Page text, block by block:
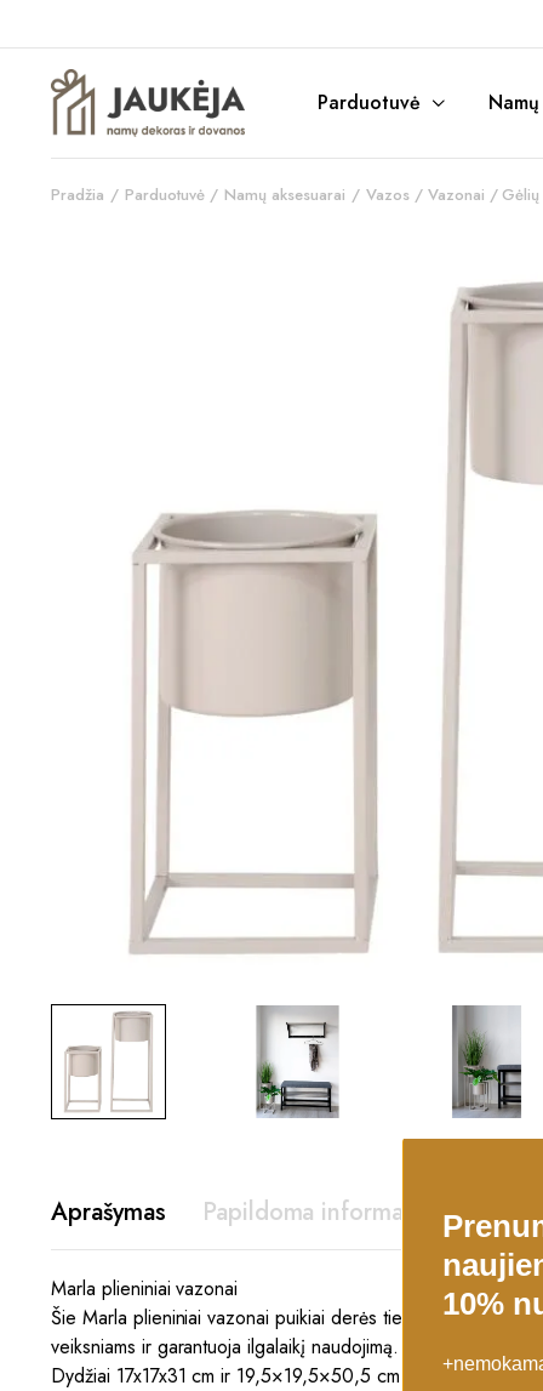
Parduotuvė
Pradžia Parduotuvė Namų aksesuarai Vazos / Vazonai / Gėlių
Aprašymas Papildoma informacija
Marla plieniniai vazonai
Šie Marla plieniniai vazonai puikiai derės tiek jūsų interjere,
veiksniams ir garantuoja ilgalaikį naudojimą.
Dydžiai 17x17x31 cm ir 19,5×19,5×50,5 cm puikiai tiks
10%